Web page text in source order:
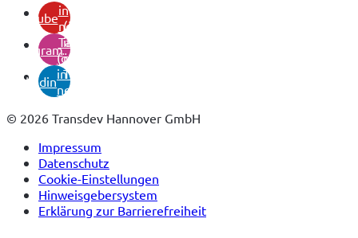
youtubein
neuem
Tab)
instagram
(öffnet
in
neuem
Tab)
linkedin
(öffnet
in
neuem
© 2026 Transdev Hannover GmbH
Impressum
Datenschutz
Cookie-Einstellungen
Hinweisgebersystem
Erklärung zur Barrierefreiheit